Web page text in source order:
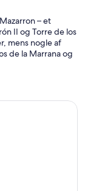
– et
II og Torre de los
mens nogle af
de la Marrana og